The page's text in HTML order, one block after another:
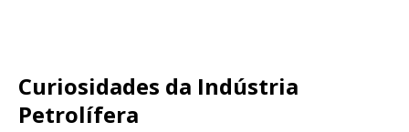
Curiosidades da Indústria
Petrolífera